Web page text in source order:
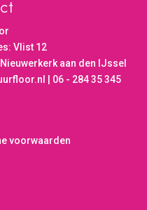
Vlist 12
Nieuwerkerk aan den IJssel
| 06 - 284 35 345
voorwaarden